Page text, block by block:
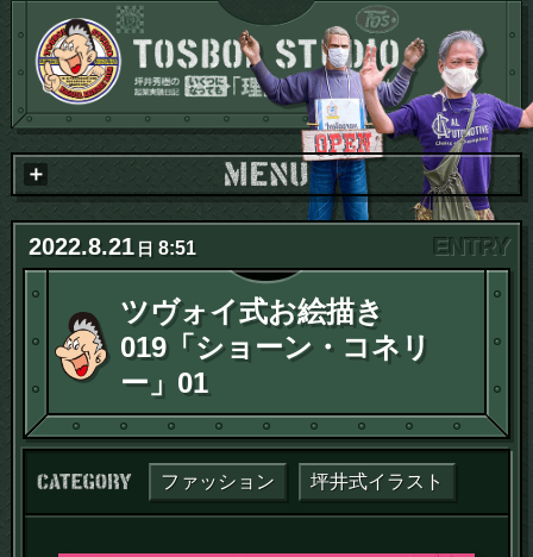
2022.8.21 日 8:51
ツヴォイ式お絵描き
019「ショーン・コネリ
ー」01
カテゴリー：
ファッション 坪井式イラスト